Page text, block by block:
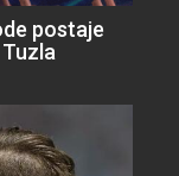
postaje